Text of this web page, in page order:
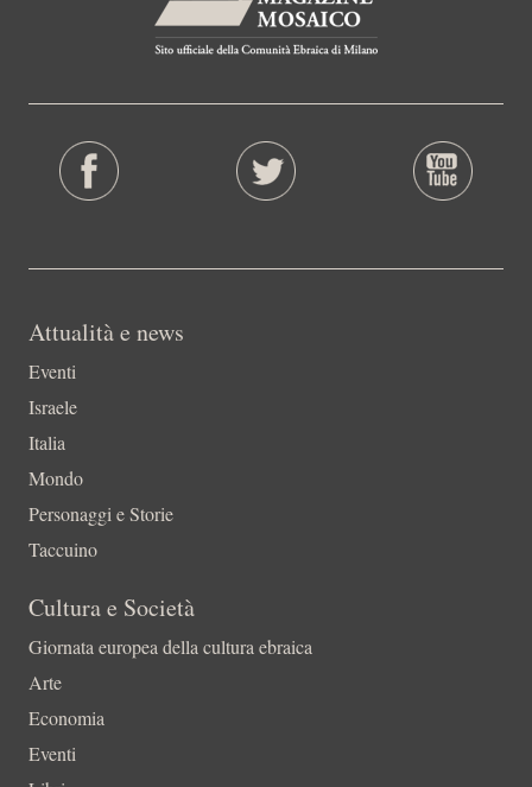
Attualità e news
Eventi
Israele
Italia
Mondo
Personaggi e Storie
Taccuino
Cultura e Società
Giornata europea della cultura ebraica
Arte
Economia
Eventi